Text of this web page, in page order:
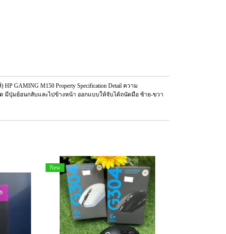
HP GAMING M150 Property Specification Detail ความ
กด มีปุ่มย้อนกลับและไปข้างหน้า ออกแบบให้จับได้ถนัดมือ ซ้าย-ขวา
New